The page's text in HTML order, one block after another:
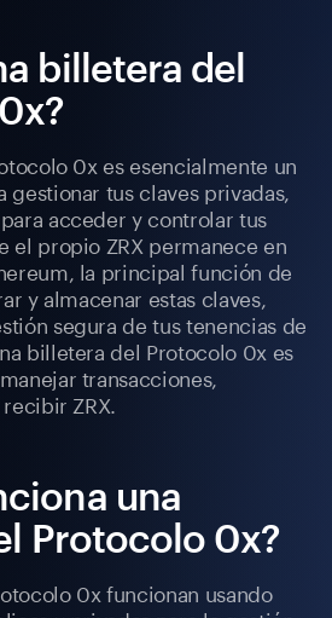
billetera del
0x es esencialmente un
gestionar tus claves privadas,
acceder y controlar tus
el propio ZRX permanece en
la principal función de
y almacenar estas claves,
segura de tus tenencias de
billetera del Protocolo 0x es
transacciones,
ZRX.
una
Protocolo 0x?
0x funcionan usando